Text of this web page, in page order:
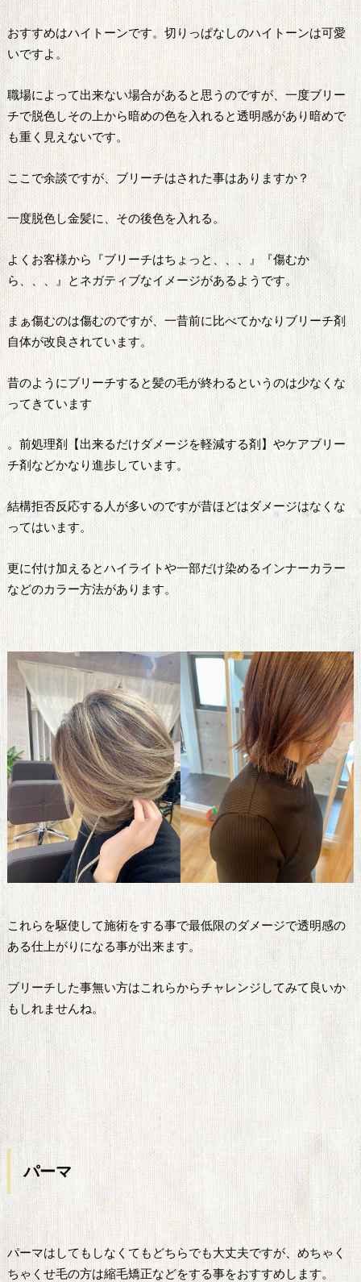
おすすめはハイトーンです。切りっぱなしのハイトーンは可愛
いですよ。
職場によって出来ない場合があると思うのですが、一度ブリー
チで脱色しその上から暗めの色を入れると透明感があり暗めで
も重く見えないです。
ここで余談ですが、ブリーチはされた事はありますか？
一度脱色し金髪に、その後色を入れる。
よくお客様から『ブリーチはちょっと、、、』『傷むか
ら、、、』とネガティブなイメージがあるようです。
まぁ傷むのは傷むのですが、一昔前に比べてかなりブリーチ剤
自体が改良されています。
昔のようにブリーチすると髪の毛が終わるというのは少なくな
ってきています
。前処理剤【出来るだけダメージを軽減する剤】やケアブリー
チ剤などかなり進歩しています。
結構拒否反応する人が多いのですが昔ほどはダメージはなくな
ってはいます。
更に付け加えるとハイライトや一部だけ染めるインナーカラー
などのカラー方法があります。
これらを駆使して施術をする事で最低限のダメージで透明感の
ある仕上がりになる事が出来ます。
ブリーチした事無い方はこれらからチャレンジしてみて良いか
もしれませんね。
パーマ
パーマはしてもしなくてもどちらでも大丈夫ですが、めちゃく
ちゃくせ毛の方は縮毛矯正などをする事をおすすめします。